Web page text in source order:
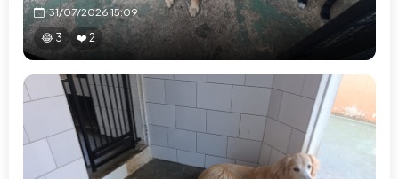
31/07/2026 15:09
😂 3
❤️ 2